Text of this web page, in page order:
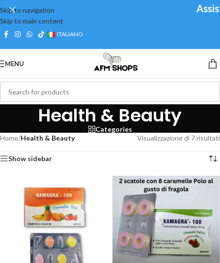
Skip to navigation
Skip to main content
ITALIANO
MENU
Health & Beauty
Categories
Home/Health & Beauty Visualizzazione di 7 risultati
Show sidebar